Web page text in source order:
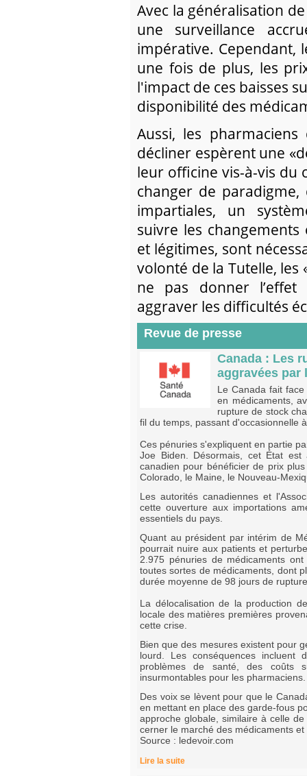
Avec la généralisation
une surveillance
impérative. Cependant,
une fois de plus, les
l'impact de ces baisses
disponibilité des
Aussi, les
décliner espèrent une
leur officine vis-à-vis du
changer de
impartiales, un
suivre les
et légitimes, sont
volonté de la Tutelle, les
ne pas donner
aggraver les difficultés
Revue de presse
Canada : Les
aggravées par
Le Canada fait
en médicaments,
rupture de stock
fil du temps, passant d'occasionnelle
Ces pénuries s'expliquent en partie
Joe Biden. Désormais, cet État
canadien pour bénéficier de prix
Colorado, le Maine, le Nouveau-
Les autorités canadiennes et
cette ouverture aux importations
essentiels du pays.
Quant au président par intérim de
pourrait nuire aux patients et
2.975 pénuries de médicaments
toutes sortes de médicaments, dont
durée moyenne de 98 jours de
La délocalisation de la production
locale des matières premières
cette crise.
Bien que des mesures existent pour
lourd. Les conséquences incluent
problèmes de santé, des coûts
insurmontables pour les pharmaciens.
Des voix se lèvent pour que le
en mettant en place des garde-fous
approche globale, similaire à celle
cerner le marché des médicaments
Source : ledevoir.com
Lire la suite